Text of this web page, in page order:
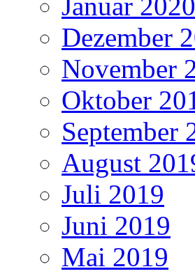
Januar 2020
Dezember
November
Oktober
September
August
Juli 2019
Juni 2019
Mai 2019